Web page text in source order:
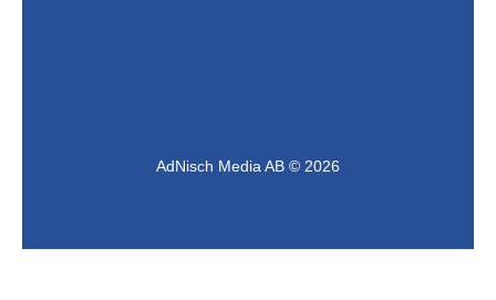
AdNisch Media AB © 2026